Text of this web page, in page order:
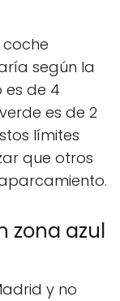
coche
según la
es de 4
es de 2
límites
que otros
zona azul
y no